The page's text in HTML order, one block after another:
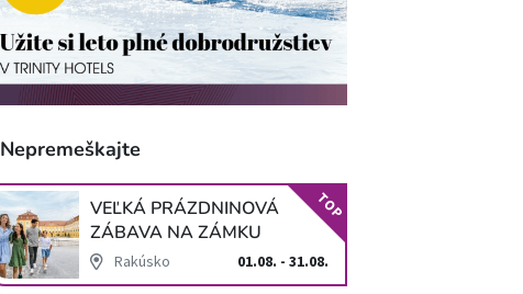
Nepremeškajte
VEĽKÁ PRÁZDNINOVÁ
ZÁBAVA NA ZÁMKU
SCHLOSS HOF
Rakúsko 01.08. - 31.08.
TOP